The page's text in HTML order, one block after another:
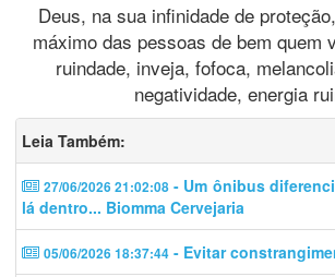
Deus, na sua infinidade de
máximo das pessoas de bem quem
ruindade, inveja, fofoca,
negatividade, energia
Leia Também:
27/06/2026 21:02:08 - Um ônibus
lá dentro... Biomma Cervejaria
05/06/2026 18:37:44 - Evitar